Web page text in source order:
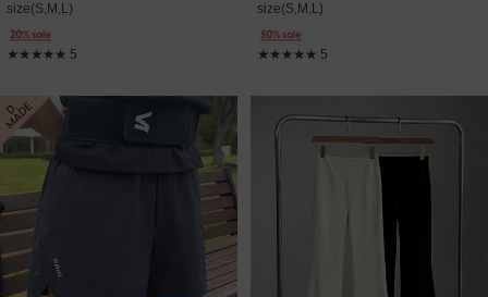
size(S,M,L)
★★★★★ 5
size(S,M,L)
★★★★★ 5